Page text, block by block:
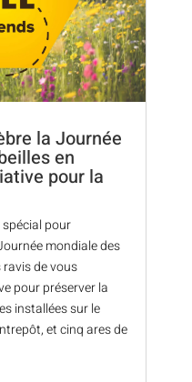
la Journée
en
pour la
pour
mondiale des
de vous
pour préserver la
installées sur le
et cinq ares de